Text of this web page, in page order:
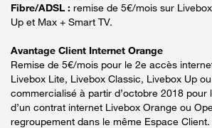
Fibre/ADSL : remise de 5€/mois sur
Up et Max + Smart TV.
Avantage Client Internet Orange
Remise de 5€/mois pour le 2e accès
Livebox Lite, Livebox Classic, Livebox Up
commercialisé à partir d’octobre 2018 pour
d’un contrat internet Livebox Orange ou
regroupement dans le même Espace